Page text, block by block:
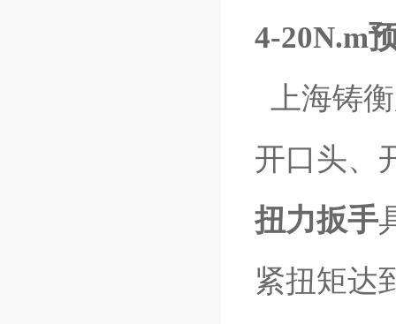
4-20N.m
上海铸
开口头、
扭力扳手
紧扭矩达